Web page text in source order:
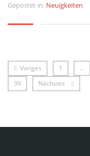
Gepostet in: Neuigkeiten
Voriges 1 …
39
Nächstes